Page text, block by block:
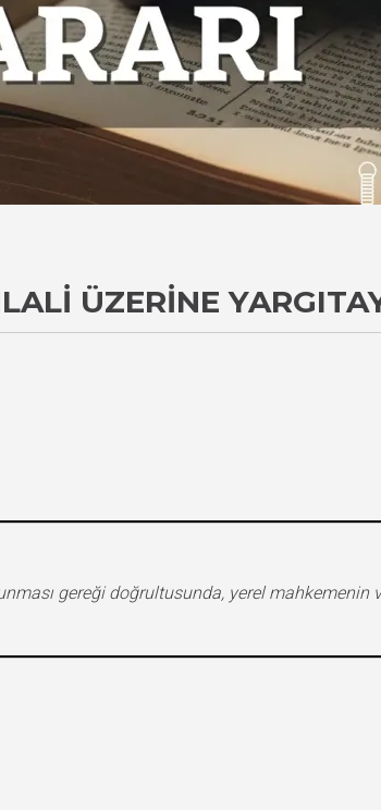
ÜZERINE
gereği doğrultusunda, yerel mahkemenin